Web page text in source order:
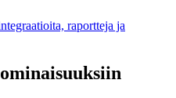
raportteja ja